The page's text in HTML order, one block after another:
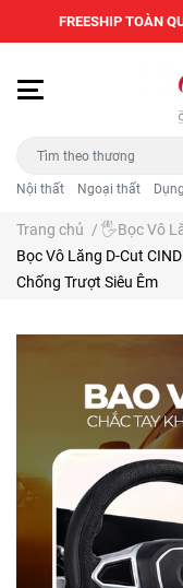
Nội thất Ngoại thất
Trang chủ / 🖐️Bọc Vô
Bọc Vô Lăng D-Cut
Chống Trượt Siêu Êm
FREESHIP TOÀN